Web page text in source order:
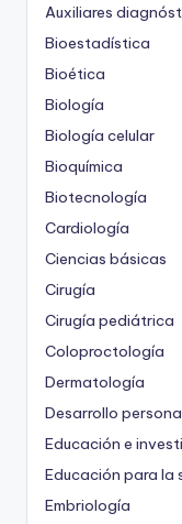
Auxiliares
Bioestadística
Bioética
Biología
Biología celular
Bioquímica
Biotecnología
Cardiología
Ciencias básicas
Cirugía
Cirugía pediátrica
Coloproctología
Dermatología
Desarrollo
Educación e
Educación para la
Embriología